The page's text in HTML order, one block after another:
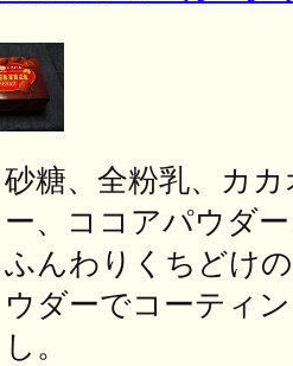
砂糖、全粉乳、カ
ー、ココアパウダ
ふんわりくちどけ
ウダーでコーティ
し。